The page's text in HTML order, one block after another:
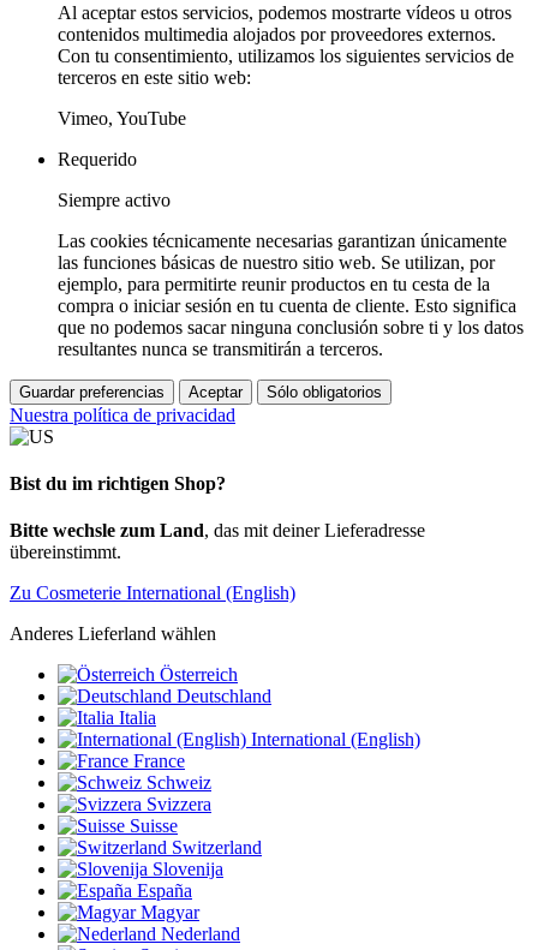
Al aceptar estos servicios, podemos mostrarte vídeos u otros
contenidos multimedia alojados por proveedores externos.
Con tu consentimiento, utilizamos los siguientes servicios de
terceros en este sitio web:
Vimeo, YouTube
Requerido
Siempre activo
Las cookies técnicamente necesarias garantizan únicamente
las funciones básicas de nuestro sitio web. Se utilizan, por
ejemplo, para permitirte reunir productos en tu cesta de la
compra o iniciar sesión en tu cuenta de cliente. Esto significa
que no podemos sacar ninguna conclusión sobre ti y los datos
resultantes nunca se transmitirán a terceros.
Guardar preferencias Aceptar Sólo obligatorios
Nuestra política de privacidad
Bist du im richtigen Shop?
Bitte wechsle zum Land, das mit deiner Lieferadresse
übereinstimmt.
Zu Cosmeterie International (English)
Anderes Lieferland wählen
Österreich
Deutschland
Italia
International (English)
France
Schweiz
Svizzera
Suisse
Switzerland
Slovenija
España
Magyar
Nederland